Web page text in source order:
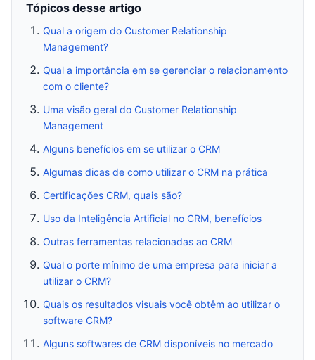
Tópicos desse artigo
Qual a origem do Customer Relationship
Management?
Qual a importância em se gerenciar o relacionamento
com o cliente?
Uma visão geral do Customer Relationship
Management
Alguns benefícios em se utilizar o CRM
Algumas dicas de como utilizar o CRM na prática
Certificações CRM, quais são?
Uso da Inteligência Artificial no CRM, benefícios
Outras ferramentas relacionadas ao CRM
Qual o porte mínimo de uma empresa para iniciar a
utilizar o CRM?
Quais os resultados visuais você obtêm ao utilizar o
software CRM?
Alguns softwares de CRM disponíveis no mercado